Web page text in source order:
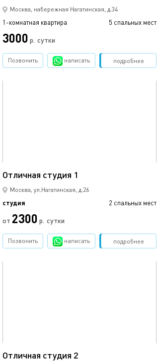
Москва, набережная Нагатинская, д.34
1-комнатная квартира 5 спальных мест
3000 р. сутки
подробнее
Позвонить написать Забронировать
Отличная студия 1
Москва, ул.Нагатинская, д.26
студия 2 спальных мест
от 2300 р. сутки
подробнее
Позвонить написать Забронировать
Отличная студия 2